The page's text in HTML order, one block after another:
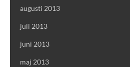
augusti 2013
juli 2013
juni 2013
maj 2013